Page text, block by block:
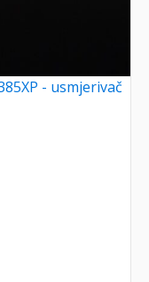
- usmjerivač